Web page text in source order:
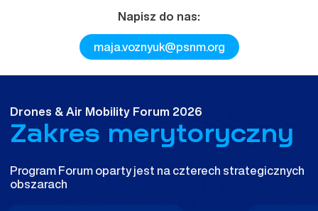
Napisz do nas:
maja.voznyuk@psnm.org
Drones & Air Mobility Forum 2026
Zakres merytoryczny
Program Forum oparty jest na czterech strategicznych
obszarach